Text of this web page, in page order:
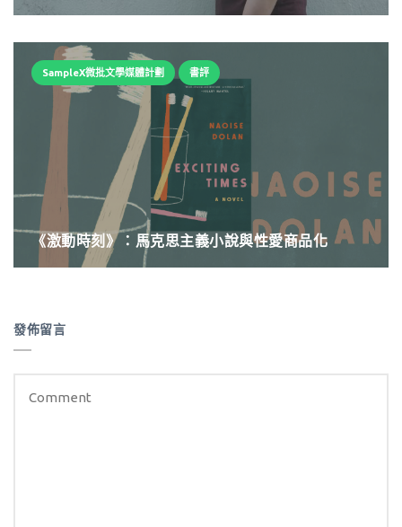
SampleX微批文學媒體計劃 書評
《激動時刻》：馬克思主義小說與性愛商品化
發佈留言